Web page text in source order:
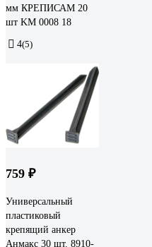
мм КРЕПИСАМ 20
шт KM 0008 18
4(5)
759 ₽
Универсальный
пластиковый
крепящий анкер
Анмакс 30 шт. 8910-